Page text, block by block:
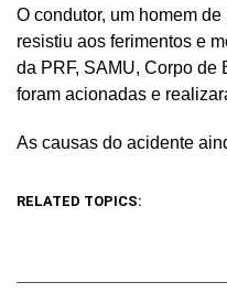
O condutor, um homem
resistiu aos ferimentos e
da PRF, SAMU, Corpo de
foram acionadas e
As causas do acidente
RELATED TOPICS: